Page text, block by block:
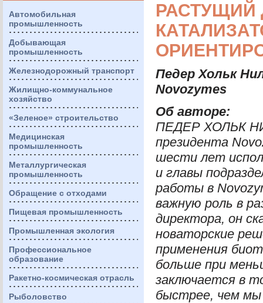
Автомобильная
промышленность
Добывающая
промышленность
Железнодорожный транспорт
Жилищно-коммунальное
хозяйство
«Зеленое» строительство
Медицинская
промышленность
Металлургическая
промышленность
Обращение с отходами
Пищевая промышленность
Промышленная экология
Профессиональное
образование
Ракетно-космическая отрасль
Рыболовство
РАСТУЩИЙ
Педер Хольк
Novozymes
Об авторе:
ПЕДЕР ХОЛЬК
президента
шести лет
и главы
работы в
важную роль в
директора, он
новаторские
применения
больше при
заключается в
быстрее, чем мы